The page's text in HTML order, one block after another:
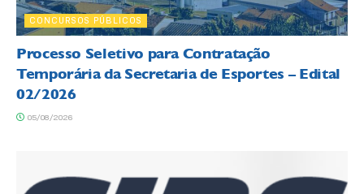
CONCURSOS PÚBLICOS
Processo Seletivo para Contratação
Temporária da Secretaria de Esportes – Edital
02/2026
05/08/2026